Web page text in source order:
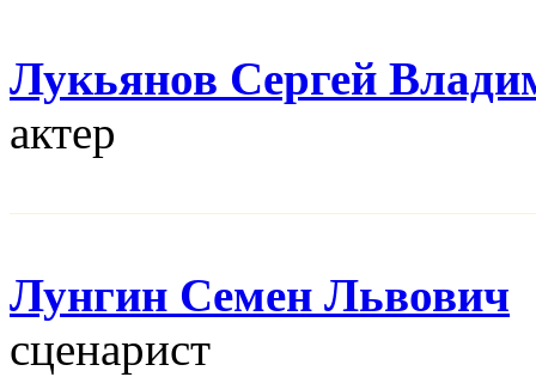
Лукьянов Сергей
актер
Лунгин Семен Львович
сценарист